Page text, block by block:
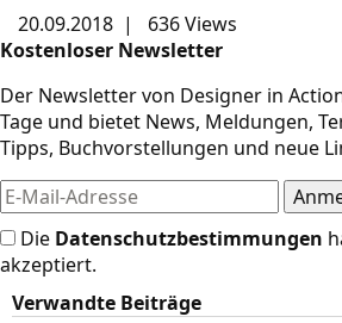
20.09.2018 |
636 Views
Kostenloser Newsletter
Der Newsletter von Designer in
Tage und bietet News, Meldungen,
Tipps, Buchvorstellungen und neue
Die Datenschutzbestimmungen
akzeptiert.
Verwandte Beiträge